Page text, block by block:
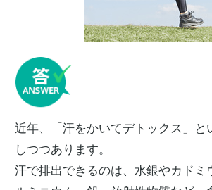
近年、「汗をかいてデトックス」と
しつつあります。
汗で排出できるのは、水銀やカドミ